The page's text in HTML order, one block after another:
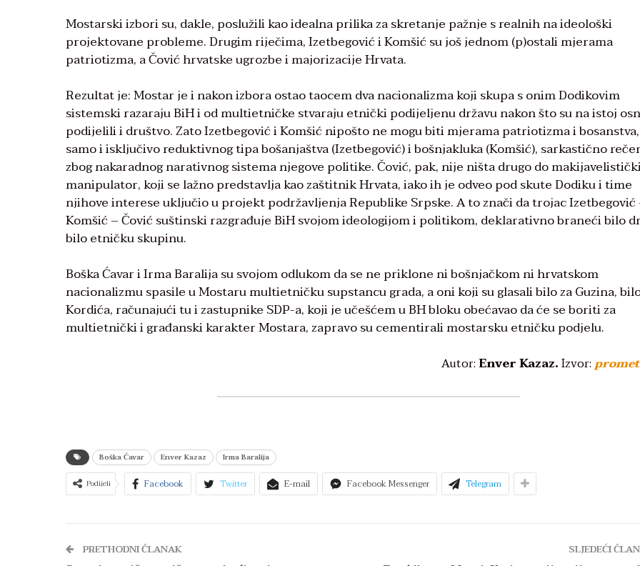
Mostarski izbori su, dakle, poslužili kao idealna prilika za skretanje pažnje s realnih na ideološki
projektovane probleme. Drugim riječima, Izetbegović i Komšić su još jednom (p)ostali mjerama
patriotizma, a Čović hrvatske ugrozbe i majorizacije Hrvata.
Rezultat je: Mostar je i nakon izbora ostao taocem dva nacionalizma koji skupa s onim Dodikovim
sistemski razaraju BiH i od multietničke stvaraju etnički podijeljenu državu nakon što su na istoj
podijelili i društvo. Zato Izetbegović i Komšić nipošto ne mogu biti mjerama patriotizma i
samo i isključivo reduktivnog tipa bošanjaštva (Izetbegović) i bošnjakluka (Komšić), sarkastično
zbog nakaradnog narativnog sistema njegove politike. Čović, pak, nije ništa drugo do
manipulator, koji se lažno predstavlja kao zaštitnik Hrvata, iako ih je odveo pod skute Dodiku i time
njihove interese uključio u projekt podržavljenja Republike Srpske. A to znači da trojac Izetbegović
Komšić – Čović suštinski razgrađuje BiH svojom ideologijom i politikom, deklarativno braneći bilo
bilo etničku skupinu.
Boška Ćavar i Irma Baralija su svojom odlukom da se ne priklone ni bošnjačkom ni hrvatskom
nacionalizmu spasile u Mostaru multietničku supstancu grada, a oni koji su glasali bilo za Guzina,
Kordića, računajući tu i zastupnike SDP-a, koji je učešćem u BH bloku obećavao da će se boriti za
multietnički i građanski karakter Mostara, zapravo su cementirali mostarsku etničku podjelu.
Autor:Enver Kazaz.Izvor:
Boška Ćavar Enver Kazaz Irma Baralija
Podijeli Facebook Twitter E-mail Facebook Messenger Telegram
PRETHODNI ČLANAK SLJEDEĆI